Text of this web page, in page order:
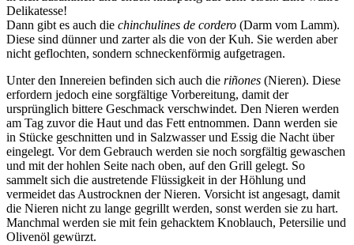
Delikatesse!
Dann gibt es auch die chinchulines de cordero (Darm vom Lamm).
Diese sind dünner und zarter als die von der Kuh. Sie werden aber
nicht geflochten, sondern schneckenförmig aufgetragen.
Unter den Innereien befinden sich auch die riñones (Nieren). Diese
erfordern jedoch eine sorgfältige Vorbereitung, damit der
ursprünglich bittere Geschmack verschwindet. Den Nieren werden
am Tag zuvor die Haut und das Fett entnommen. Dann werden sie
in Stücke geschnitten und in Salzwasser und Essig die Nacht über
eingelegt. Vor dem Gebrauch werden sie noch sorgfältig gewaschen
und mit der hohlen Seite nach oben, auf den Grill gelegt. So
sammelt sich die austretende Flüssigkeit in der Höhlung und
vermeidet das Austrocknen der Nieren. Vorsicht ist angesagt, damit
die Nieren nicht zu lange gegrillt werden, sonst werden sie zu hart.
Manchmal werden sie mit fein gehacktem Knoblauch, Petersilie und
Olivenöl gewürzt.